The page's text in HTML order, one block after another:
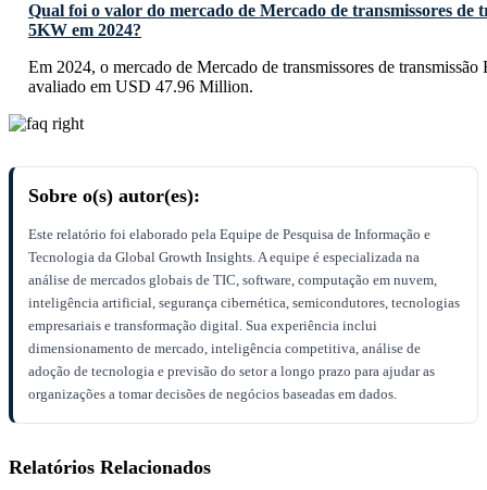
Qual foi o valor do mercado de Mercado de transmissores de
5KW em 2024?
Em 2024, o mercado de Mercado de transmissores de
avaliado em USD 47.96 Million.
Sobre o(s) autor(es):
Este relatório foi elaborado pela Equipe de Pesquisa de Informação e
Tecnologia da Global Growth Insights. A equipe é especializada na
análise de mercados globais de TIC, software, computação em nuvem,
inteligência artificial, segurança cibernética, semicondutores, tecnologias
empresariais e transformação digital. Sua experiência inclui
dimensionamento de mercado, inteligência competitiva, análise de
adoção de tecnologia e previsão do setor a longo prazo para ajudar as
organizações a tomar decisões de negócios baseadas em dados.
Relatórios Relacionados